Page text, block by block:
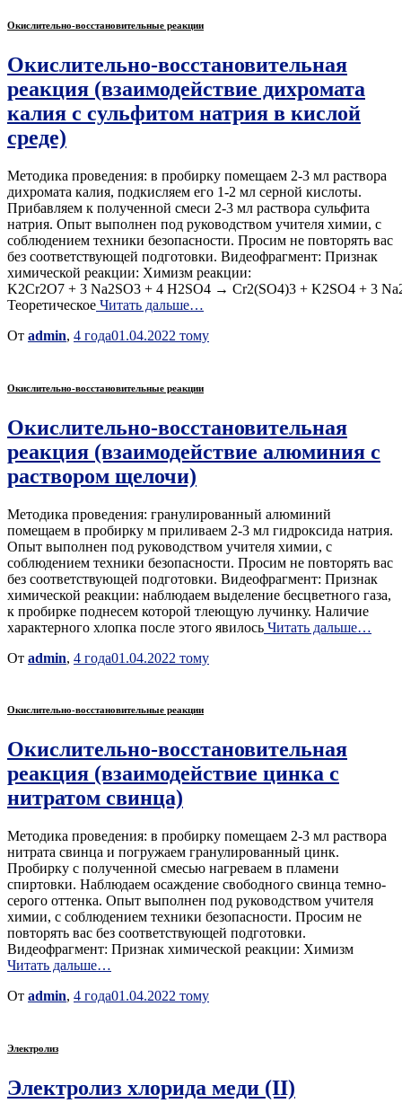
Окислительно-восстановительные реакции
Окислительно-восстановительная
реакция (взаимодействие дихромата
калия с сульфитом натрия в кислой
среде)
Методика проведения: в пробирку помещаем 2-3 мл раствора
дихромата калия, подкисляем его 1-2 мл серной кислоты.
Прибавляем к полученной смеси 2-3 мл раствора сульфита
натрия. Опыт выполнен под руководством учителя химии, с
соблюдением техники безопасности. Просим не повторять вас
без соответствующей подготовки. Видеофрагмент: Признак
химической реакции: Химизм реакции:
K2Cr2O7 + 3 Na2SO3 + 4 H2SO4 → Cr2(SO4)3 + K2SO4 + 3
Теоретическое Читать дальше…
От admin, 4 года01.04.2022 тому
Окислительно-восстановительные реакции
Окислительно-восстановительная
реакция (взаимодействие алюминия с
раствором щелочи)
Методика проведения: гранулированный алюминий
помещаем в пробирку м приливаем 2-3 мл гидроксида натрия.
Опыт выполнен под руководством учителя химии, с
соблюдением техники безопасности. Просим не повторять вас
без соответствующей подготовки. Видеофрагмент: Признак
химической реакции: наблюдаем выделение бесцветного газа,
к пробирке поднесем которой тлеющую лучинку. Наличие
характерного хлопка после этого явилось Читать дальше…
От admin, 4 года01.04.2022 тому
Окислительно-восстановительные реакции
Окислительно-восстановительная
реакция (взаимодействие цинка с
нитратом свинца)
Методика проведения: в пробирку помещаем 2-3 мл раствора
нитрата свинца и погружаем гранулированный цинк.
Пробирку с полученной смесью нагреваем в пламени
спиртовки. Наблюдаем осаждение свободного свинца темно-
серого оттенка. Опыт выполнен под руководством учителя
химии, с соблюдением техники безопасности. Просим не
повторять вас без соответствующей подготовки.
Видеофрагмент: Признак химической реакции: Химизм
Читать дальше…
От admin, 4 года01.04.2022 тому
Электролиз
Электролиз хлорида меди (II)